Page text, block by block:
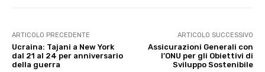
ARTICOLO PRECEDENTE
Ucraina: Tajani a New York
dal 21 al 24 per anniversario
della guerra
ARTICOLO SUCCESSIVO
Assicurazioni Generali con
l’ONU per gli Obiettivi di
Sviluppo Sostenibile